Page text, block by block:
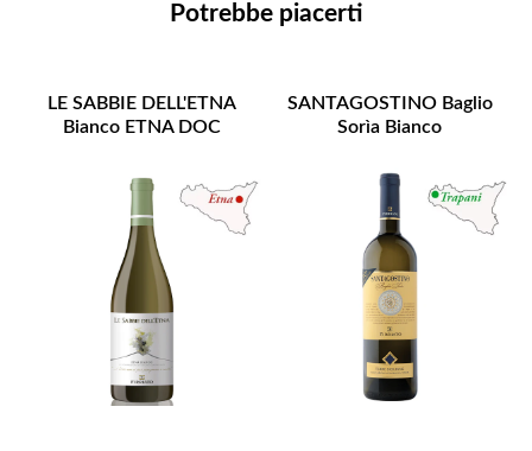
Potrebbe piacerti
LE SABBIE DELL'ETNA
Bianco ETNA DOC
SANTAGOSTINO Baglio
Sorìa Bianco